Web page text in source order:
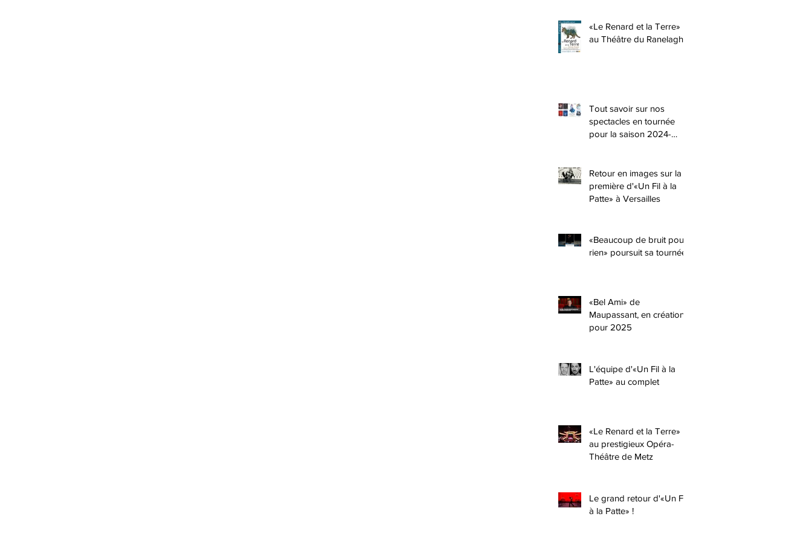
«Le Renard et la Terre»
au Théâtre du Ranelagh !
Tout savoir sur nos
spectacles en tournée
pour la saison 2024-
Retour en images sur la
première d'«Un Fil à la
Patte» à Versailles
«Beaucoup de bruit pour
rien» poursuit sa tournée
«Bel Ami» de
Maupassant, en création
pour 2025
L'équipe d'«Un Fil à la
Patte» au complet
«Le Renard et la Terre»
au prestigieux Opéra-
Théâtre de Metz
Le grand retour d'«Un Fil
à la Patte» !